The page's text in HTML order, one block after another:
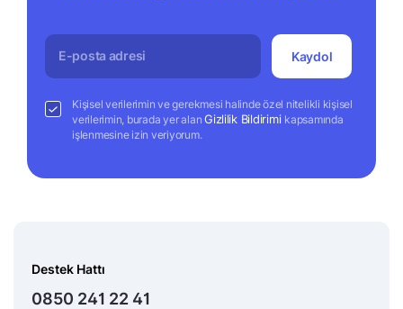
Kaydol
Kişisel verilerimin ve gerekmesi halinde özel nitelikli kişisel
verilerimin, burada yer alanGizlilik Bildirimi kapsamında
işlenmesine izin veriyorum.
Destek Hattı
0850 241 22 41